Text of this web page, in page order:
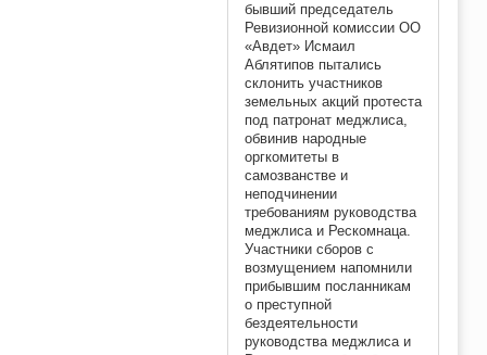
бывший председатель
Ревизионной комиссии ОО
«Авдет» Исмаил
Аблятипов пытались
склонить участников
земельных акций протеста
под патронат меджлиса,
обвинив народные
оргкомитеты в
самозванстве и
неподчинении
требованиям руководства
меджлиса и Рескомнаца.
Участники сборов с
возмущением напомнили
прибывшим посланникам
о преступной
бездеятельности
руководства меджлиса и